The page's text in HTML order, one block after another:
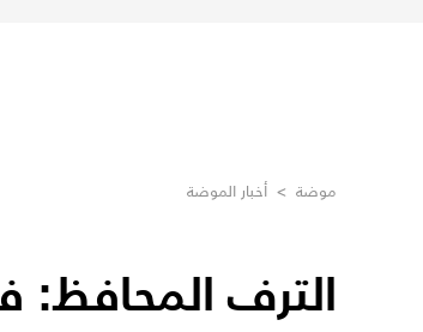
موضة > أخبار الموضة
الترف المحافظ: